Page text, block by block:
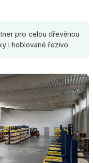
pro celou dřevěnou
i hoblované řezivo.